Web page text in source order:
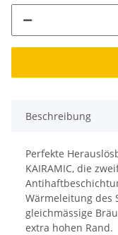
Beschreibung
Perfekte
KAIRAMIC, die
Wärmeleitung des
gleichmässige
extra hohen Rand.